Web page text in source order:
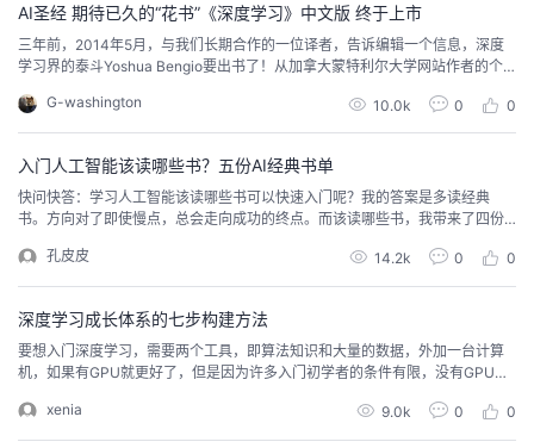
AI圣经 期待已久的“花书”《深度学习》中文版 终于上市
三年前，2014年5月，与我们长期合作的一位译者，告诉编辑一个信息，深度
学习界的泰斗Yoshua Bengio要出书了！从加拿大蒙特利尔大学网站作者的个
G-washington
10.0k 0 0
入门人工智能该读哪些书？五份AI经典书单
快问快答：学习人工智能该读哪些书可以快速入门呢？我的答案是多读经典
书。方向对了即使慢点，总会走向成功的终点。而该读哪些书，我带来了四份
我们已经迎来了人工智能的又一次高潮。与前几次人工智能的飞跃相比，这一
次人工智能突破将软件算法、高并发硬件系统以及大数据有机地结合在一起，
孔皮皮 14.2k 0 0
深度学习成长体系的七步构建方法
要想入门深度学习，需要两个工具，即算法知识和大量的数据，外加一台计算
机，如果有GPU就更好了，但是因为许多入门初学者的条件有限，没有GPU也
构建过程整理成如图所示的7个步骤。下面就来详细介绍一下这7个步骤。1．学
习或者回忆一些数学知识因为计算机能做的就只是计算，所以人工智能更多地
xenia 9.0k 0 0